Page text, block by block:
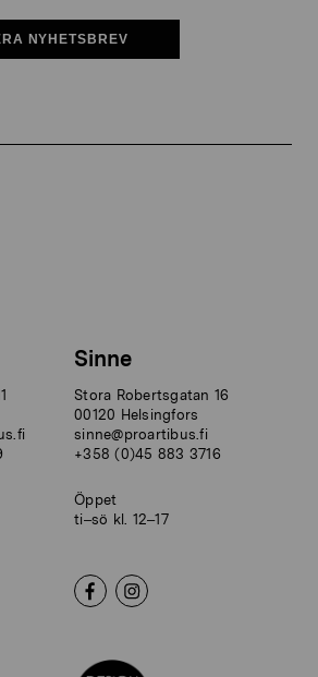
NYHETSBREV
Sinne
Stora Robertsgatan 16
00120 Helsingfors
sinne@proartibus.fi
+358 (0)45 883 3716
Öppet
ti–sö kl. 12–17